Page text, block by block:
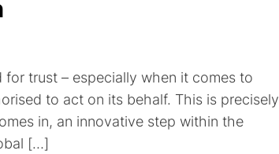
trust – especially when it comes to
to act on its behalf. This is precisely
in, an innovative step within the
[…]